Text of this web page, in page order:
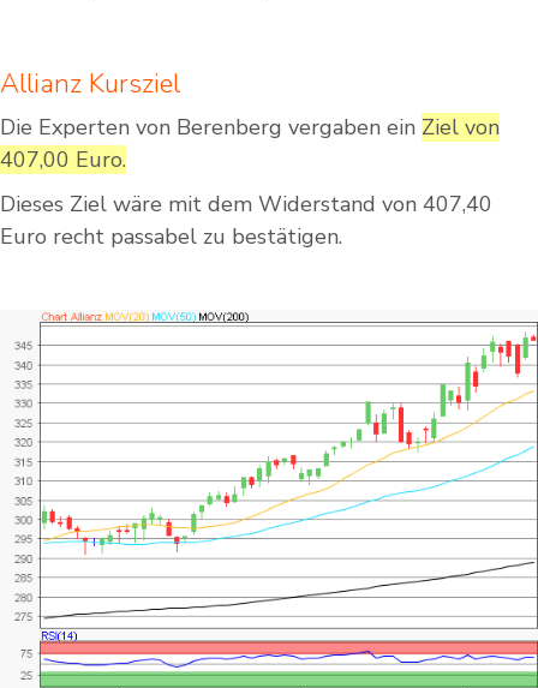
Allianz Kursziel
Die Experten von Berenberg vergaben ein Ziel von
407,00 Euro.
Dieses Ziel wäre mit dem Widerstand von 407,40
Euro recht passabel zu bestätigen.